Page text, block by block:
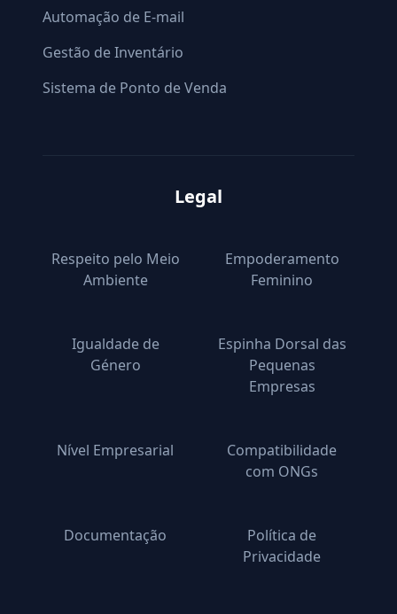
Automação de E-mail
Gestão de Inventário
Sistema de Ponto de Venda
Legal
Respeito pelo Meio
Ambiente
Empoderamento
Feminino
Igualdade de
Género
Espinha Dorsal das
Pequenas
Empresas
Nível Empresarial
Compatibilidade
com ONGs
Documentação
Política de
Privacidade